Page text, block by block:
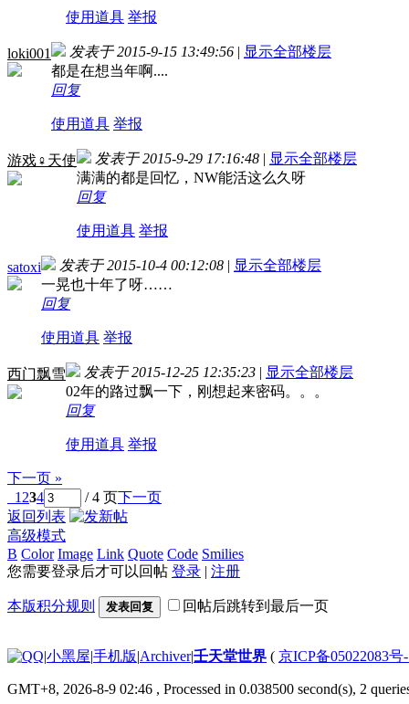
使用道具 举报
loki001 发表于 2015-9-15 13:49:56 | 显示全部楼层
都是在想当年啊....
回复
使用道具 举报
游戏♀天使 发表于 2015-9-29 17:16:48 | 显示全部楼层
满满的都是回忆，NW能活这么久呀
回复
使用道具 举报
satoxi 发表于 2015-10-4 00:12:08 | 显示全部楼层
一晃也十年了呀……
回复
使用道具 举报
西门飘雪 发表于 2015-12-25 12:35:23 | 显示全部楼层
02年的路过飘一下，刚想起来密码。。。
回复
使用道具 举报
下一页 »
1 234 / 4 页下一页
返回列表
高级模式
B Color Image Link Quote Code Smilies
您需要登录后才可以回帖 登录 | 注册
本版积分规则 发表回复 回帖后跳转到最后一页
|小黑屋|手机版|Archiver|壬天堂世界 ( 京ICP备05022083号
GMT+8, 2026-8-9 02:46 , Processed in 0.038500 second(s), 2